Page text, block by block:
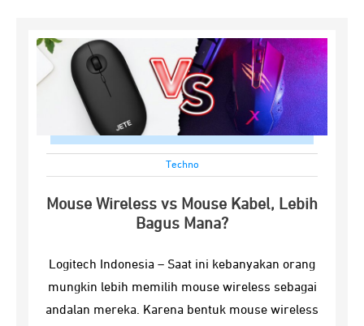
Techno
Mouse Wireless vs Mouse Kabel, Lebih
Bagus Mana?
Logitech Indonesia – Saat ini kebanyakan orang
mungkin lebih memilih mouse wireless sebagai
andalan mereka. Karena bentuk mouse wireless